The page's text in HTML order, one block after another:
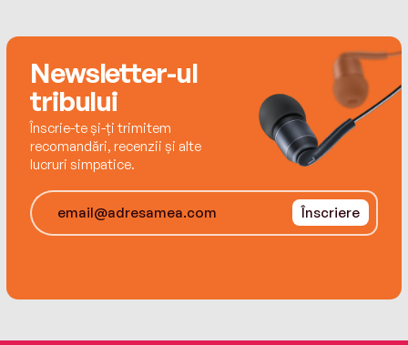
după cum a consemnat publicațiaBusiness Week.
Newsletter-ul
tribului
Înscrie-te și-ți trimitem
recomandări, recenzii și alte
lucruri simpatice.
Înscriere